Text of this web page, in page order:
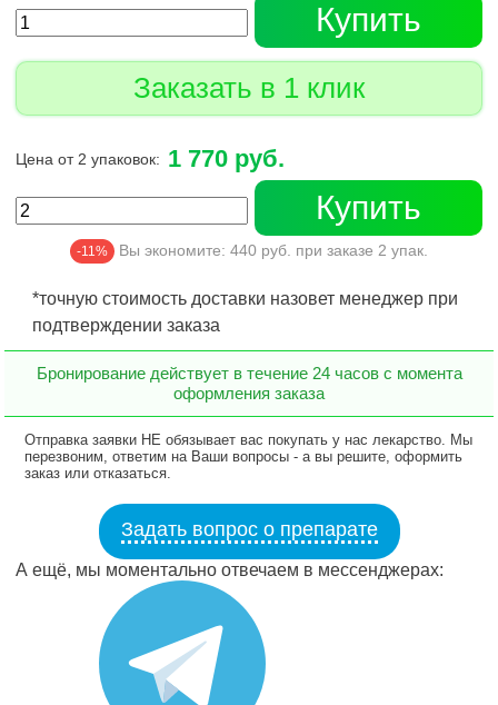
Купить
Заказать в 1 клик
Цена от 2 упаковок: 1 770 руб.
Купить
-11% Вы экономите: 440 руб. при заказе 2 упак.
*точную стоимость доставки назовет менеджер при
подтверждении заказа
Бронирование действует в течение 24 часов с момента
оформления заказа
Отправка заявки НЕ обязывает вас покупать у нас лекарство. Мы
перезвоним, ответим на Ваши вопросы - а вы решите, оформить
заказ или отказаться.
Задать вопрос о препарате
А ещё, мы моментально отвечаем в мессенджерах: